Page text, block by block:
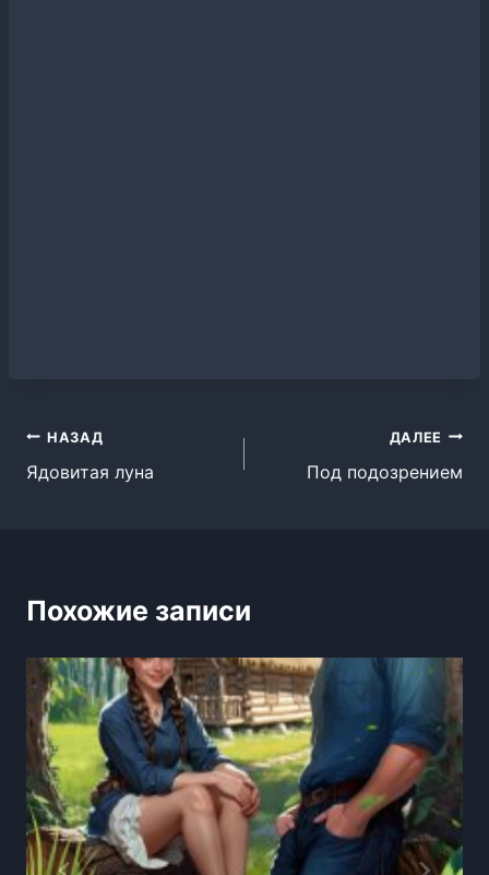
Навигация
по
НАЗАД
Ядовитая луна
ДАЛЕЕ
Под подозрением
Похожие записи